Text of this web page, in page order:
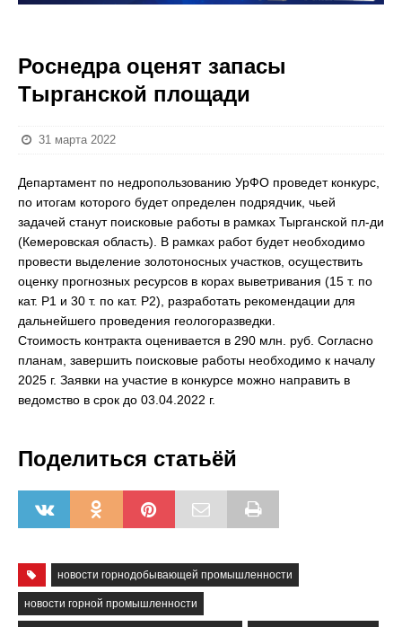
Роснедра оценят запасы
Тырганской площади
31 марта 2022
Департамент по недропользованию УрФО проведет конкурс,
по итогам которого будет определен подрядчик, чьей
задачей станут поисковые работы в рамках Тырганской пл-ди
(Кемеровская область). В рамках работ будет необходимо
провести выделение золотоносных участков, осуществить
оценку прогнозных ресурсов в корах выветривания (15 т. по
кат. Р1 и 30 т. по кат. Р2), разработать рекомендации для
дальнейшего проведения геологоразведки.
Стоимость контракта оценивается в 290 млн. руб. Согласно
планам, завершить поисковые работы необходимо к началу
2025 г. Заявки на участие в конкурсе можно направить в
ведомство в срок до 03.04.2022 г.
Поделиться статьёй
новости горнодобывающей промышленности
новости горной промышленности